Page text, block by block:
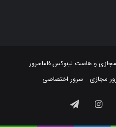
و هاست لینوکسفاماسرور
مجازی سرور اختصاصی
ایکس اینستاگرام